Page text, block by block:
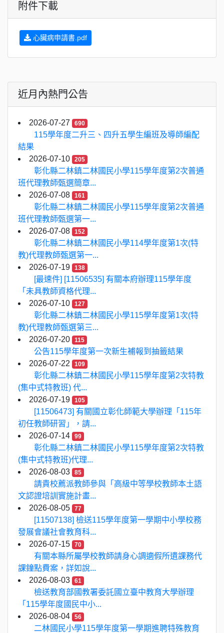
附件下載
心臟病申請書.pdf
近月內熱門公告
2026-07-27 690
115學年度二升三、四升五學生編班及導師編配
結果
2026-07-10
205
彰化縣二林鎮二林國民小學115學年度第2次普通
班代理教師甄選簡章...
2026-07-08
161
彰化縣二林鎮二林國民小學115學年度第2次普通
班代理教師甄選第一...
2026-07-08
152
彰化縣二林鎮二林國民小學114學年度第1次(特
教)代理教師甄選第一...
2026-07-19
138
[最速件] [11506535] 有關本府辦理115學年度
「未具教師資格代理...
2026-07-10
127
彰化縣二林鎮二林國民小學115學年度第1次(特
教)代理教師甄選第三...
2026-07-20
115
公告115學年度第一次新生補報到抽籤結果
2026-07-22
109
彰化縣二林鎮二林國民小學115學年度第2次特教
(集中式特教班) 代...
2026-07-19
105
[11506473] 有關國立彰化師範大學辦理「115年
初任教師研習」，請...
2026-07-14
99
彰化縣二林鎮二林國民小學115學年度第2次特教
(集中式特教班)代理...
2026-08-03
85
請貴校薦派教師參與「高級中等學校教師本土語
文認證培訓實施計畫...
2026-08-05
77
[11507138] 檢送115學年度第一學期中小學校務
發展會議社會教育科...
2026-07-15
70
有關本縣所屬學校教師請身心調適假所遺課務代
課鐘點費案，詳如說...
2026-08-03
61
檢送教育部國教署委託國立臺中教育大學辦理
「115學年度國民中小...
2026-08-04
56
二林國民小學115學年度第一學期進聘特殊教育